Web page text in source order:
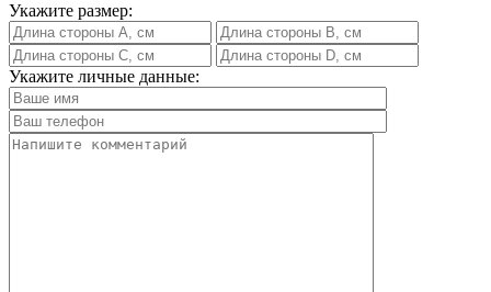
Укажите размер:
Укажите личные данные: